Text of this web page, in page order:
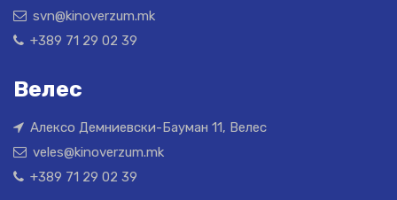
svn@kinoverzum.mk
+389 71 29 02 39
Велес
Алексо Демниевски-Бауман 11, Велес
veles@kinoverzum.mk
+389 71 29 02 39